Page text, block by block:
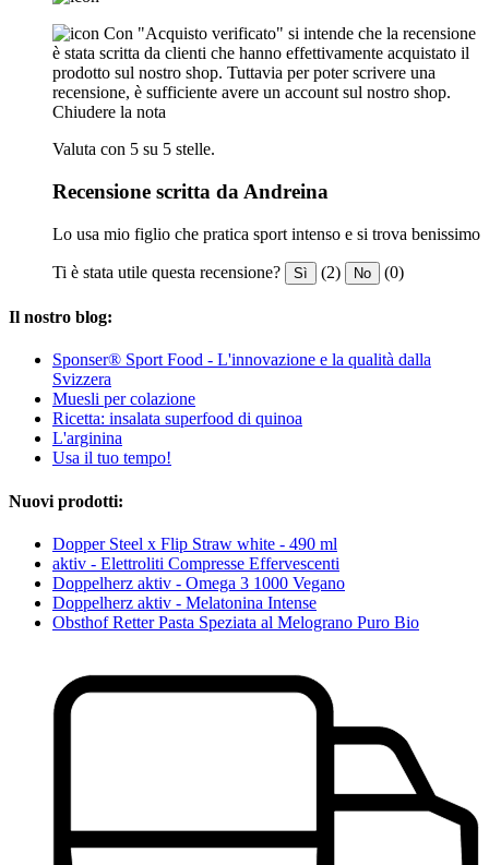
Con "Acquisto verificato" si intende che la recensione
è stata scritta da clienti che hanno effettivamente acquistato il
prodotto sul nostro shop. Tuttavia per poter scrivere una
recensione, è sufficiente avere un account sul nostro shop.
Chiudere la nota
Valuta con 5 su 5 stelle.
Recensione scritta da Andreina
Lo usa mio figlio che pratica sport intenso e si trova benissimo
Ti è stata utile questa recensione? Sì (2) No (0)
Il nostro blog:
Sponser® Sport Food - L'innovazione e la qualità dalla
Svizzera
Muesli per colazione
Ricetta: insalata superfood di quinoa
L'arginina
Usa il tuo tempo!
Nuovi prodotti:
Dopper Steel x Flip Straw white - 490 ml
aktiv - Elettroliti Compresse Effervescenti
Doppelherz aktiv - Omega 3 1000 Vegano
Doppelherz aktiv - Melatonina Intense
Obsthof Retter Pasta Speziata al Melograno Puro Bio